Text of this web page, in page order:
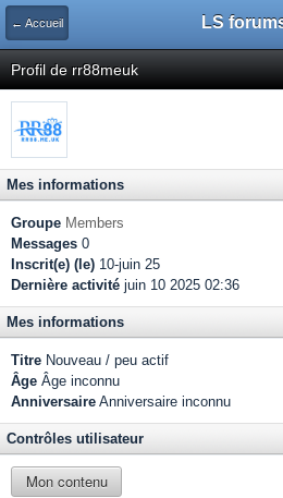
← Accueil LS
Profil de rr88meuk
Mes informations
Groupe Members
Messages 0
Inscrit(e) (le) 10-juin 25
Dernière activité juin 10 2025 02:36
Mes informations
Titre Nouveau / peu actif
Âge Âge inconnu
Anniversaire Anniversaire inconnu
Contrôles utilisateur
Mon contenu